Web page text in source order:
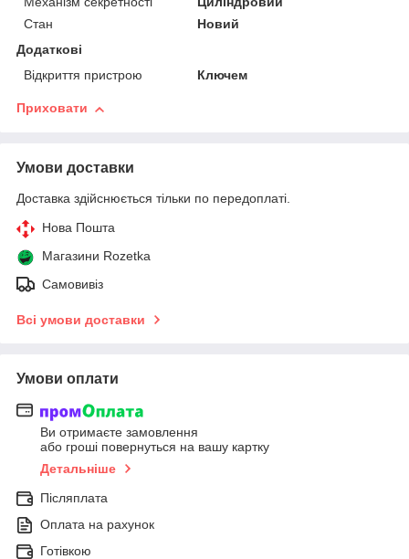
Стан
Новий
Додаткові
Відкриття пристрою
Ключем
Приховати
Умови доставки
Доставка здійснюється тільки по передоплаті.
Нова Пошта
Магазини Rozetka
Самовивіз
Всі умови доставки
Умови оплати
Ви отримаєте замовлення
або гроші повернуться на вашу картку
Детальніше
Післяплата
Оплата на рахунок
Готівкою